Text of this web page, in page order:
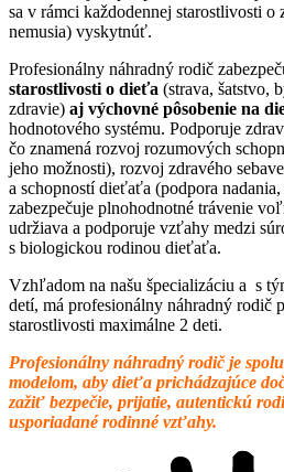
sa v rámci každodennej starostlivosti o
nemusia) vyskytnúť.
Profesionálny náhradný rodič
starostlivosti o dieťa (strava, šatstvo,
zdravie) aj výchovné pôsobenie na
hodnotového systému. Podporuje
čo znamená rozvoj rozumových
jeho možnosti), rozvoj zdravého
a schopností dieťaťa (podpora nadania,
zabezpečuje plnohodnotné trávenie
udržiava a podporuje vzťahy medzi
s biologickou rodinou dieťaťa.
Vzhľadom na našu špecializáciu a s
detí, má profesionálny náhradný rodič
starostlivosti maximálne 2 deti.
Profesionálny náhradný rodič je
modelom, aby dieťa prichádzajúce
zažiť bezpečie, prijatie, autentickú
usporiadané rodinné vzťahy.